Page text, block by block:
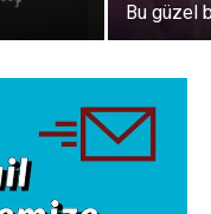
Bu güzel